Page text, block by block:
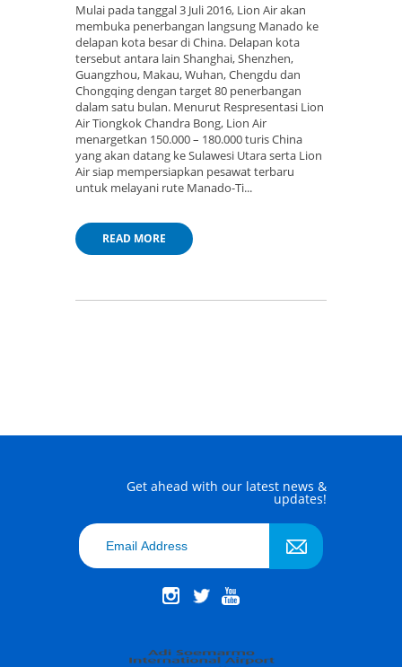
Mulai pada tanggal 3 Juli 2016, Lion Air akan
membuka penerbangan langsung Manado ke
delapan kota besar di China. Delapan kota
tersebut antara lain Shanghai, Shenzhen,
Guangzhou, Makau, Wuhan, Chengdu dan
Chongqing dengan target 80 penerbangan
dalam satu bulan. Menurut Respresentasi Lion
Air Tiongkok Chandra Bong, Lion Air
menargetkan 150.000 – 180.000 turis China
yang akan datang ke Sulawesi Utara serta Lion
Air siap mempersiapkan pesawat terbaru
untuk melayani rute Manado-Ti...
READ MORE
Get ahead with our latest news &
updates!